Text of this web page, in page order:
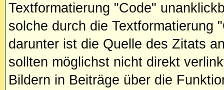
Textformatierung "Code"
solche durch die Textformatierung
darunter ist die Quelle des Zitats
sollten möglichst nicht direkt
Bildern in Beiträge über die